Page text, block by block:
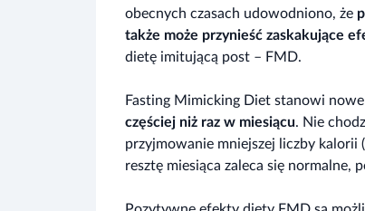
obecnych czasach udowodniono, że
także może przynieść zaskakujące
dietę imitującą post – FMD.
Fasting Mimicking Diet stanowi
częściej niż raz w miesiącu. Nie
przyjmowanie mniejszej liczby
resztę miesiąca zaleca się normalne,